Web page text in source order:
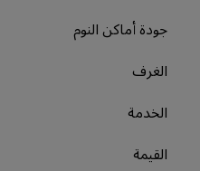
جودة أماكن النوم
الغرف
الخدمة
القيمة